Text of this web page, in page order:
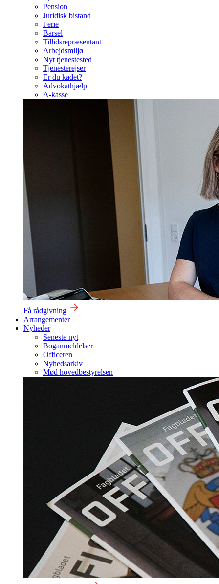
Pension
Juridisk bistand
Ferie
Barsel
Tillidsrepræsentant
Arbejdsmiljø
Nyt tjenestested
Tjenesterejser
Er du kadet?
Advokathjælp
A-kasse
Få rådgivning
Arrangementer
Nyheder
Seneste nyt
Boganmeldelser
Officeren
Nyhedsarkiv
Mød hovedbestyrelsen